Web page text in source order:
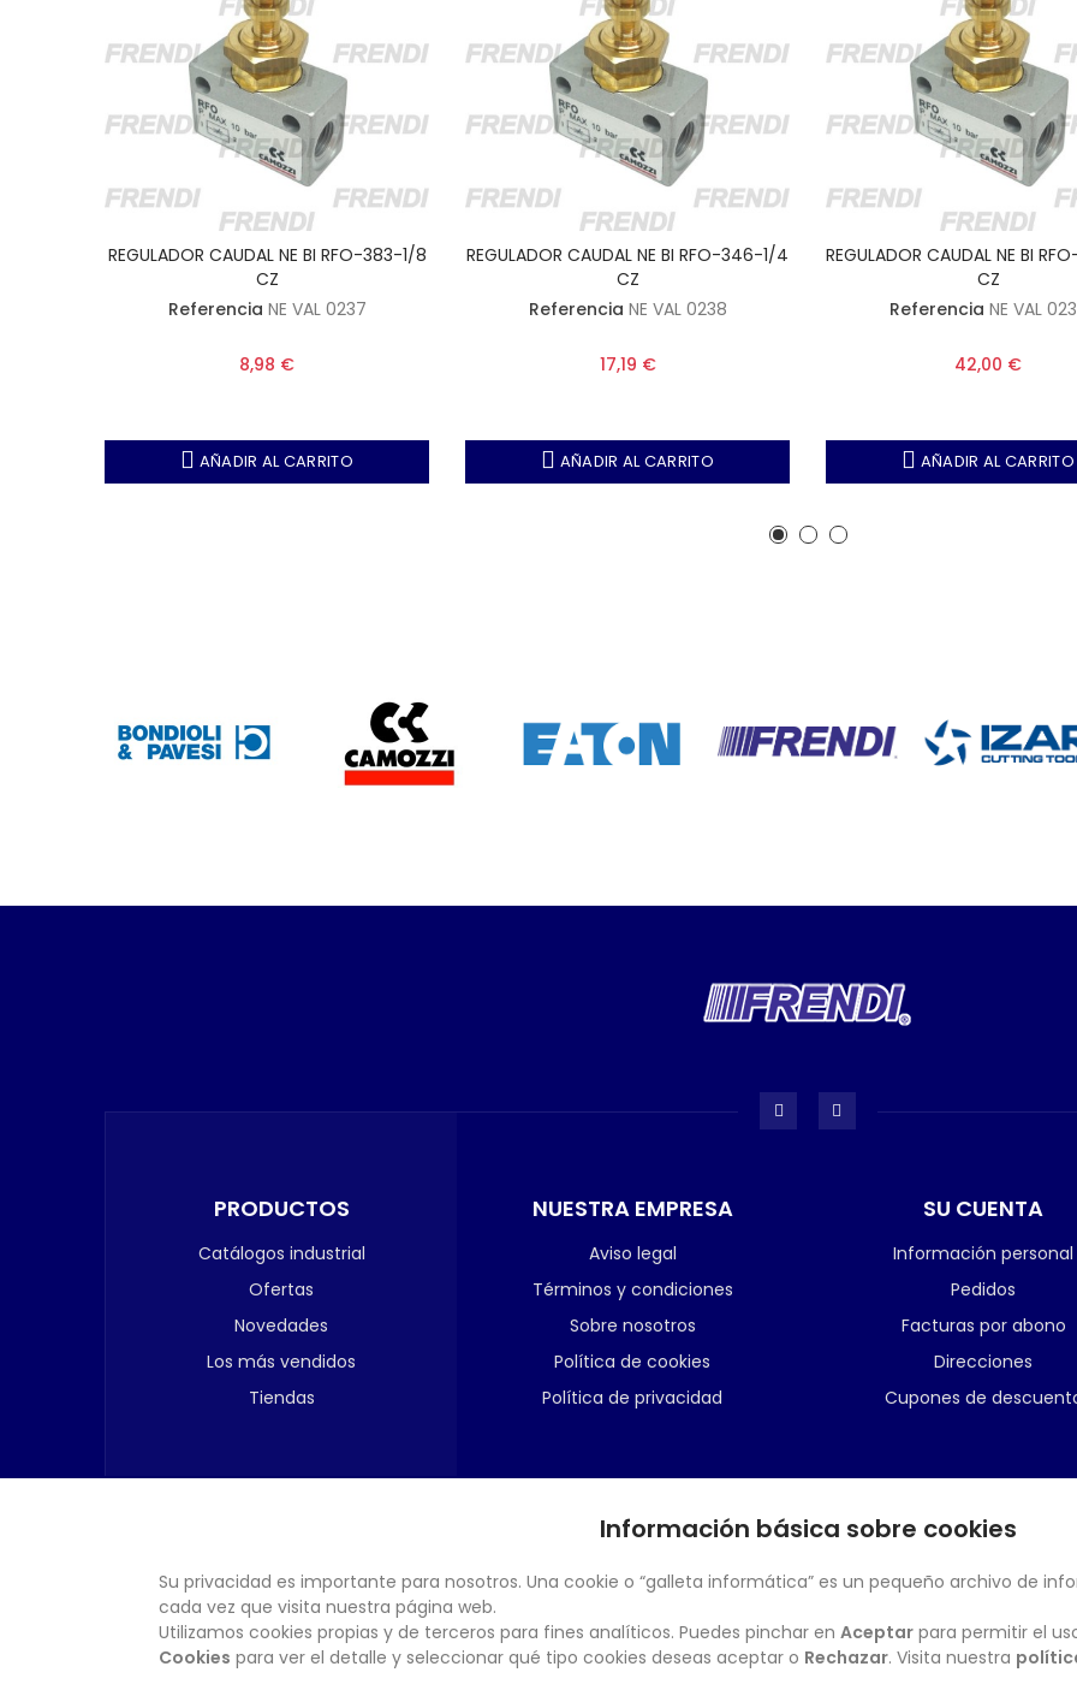
REGULADOR CAUDAL NE BI RFO-383-1/8
CZ
Referencia NE VAL 0237
8,98 €
AÑADIR AL CARRITO
REGULADOR CAUDAL NE BI RFO-346-1/4
CZ
Referencia NE VAL 0238
17,19 €
AÑADIR AL CARRITO
REGULADOR CAUDAL NE BI
CZ
Referencia NE VAL
42,00 €
AÑADIR AL CARRITO
PRODUCTOS
Catálogos industrial
Ofertas
Novedades
Los más vendidos
Tiendas
NUESTRA EMPRESA
Aviso legal
Términos y condiciones
Sobre nosotros
Política de cookies
Política de privacidad
SU CUENTA
Información personal
Pedidos
Facturas por abono
Direcciones
Cupones de
BOLETÍN
Información básica sobre cookies
Su privacidad es importante para nosotros. Una cookie o “galleta informática” es un pequeño archivo de
cada vez que visita nuestra página web.
Utilizamos cookies propias y de terceros para fines analíticos. Puedes pinchar en Aceptar para permitir el
Cookies para ver el detalle y seleccionar qué tipo cookies deseas aceptar o Rechazar. Visita nuestra